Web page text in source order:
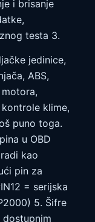
i brisanje
testa 3.
jedinice,
ABS,
klime,
puno toga.
u OBD
kao
pin za
= serijska
5. Šifre